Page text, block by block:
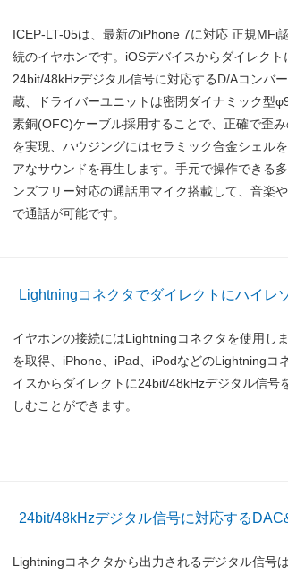
ICEP-LT-05は、最新のiPhone 7に対応 正規MFi
続のイヤホンです。iOSデバイスからダイレクト
24bit/48kHzデジタル信号に対応するD/Aコンバ
蔵、ドライバーユニットは密閉ダイナミック型
素銅(OFC)ケーブル採用することで、正確で歪
を実現、ハウジングにはセラミック合金シェル
アなサウンドを再生します。手元で操作できる
ンズフリー対応の通話用マイク搭載して、音楽
で通話が可能です。
Lightningコネクタでダイレクトにハイレ
イヤホンの接続にはLightningコネクタを使用し
を取得、iPhone、iPad、iPodなどのLightningコ
イスからダイレクトに24bit/48kHzデジタル信号
しむことができます。
24bit/48kHzデジタル信号に対応する
Lightningコネクタから出力されるデジタル信号